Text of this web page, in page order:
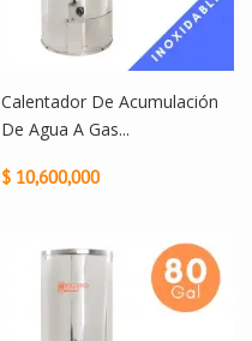
Calentador De Acumulación
De Agua A Gas...
$ 10,600,000